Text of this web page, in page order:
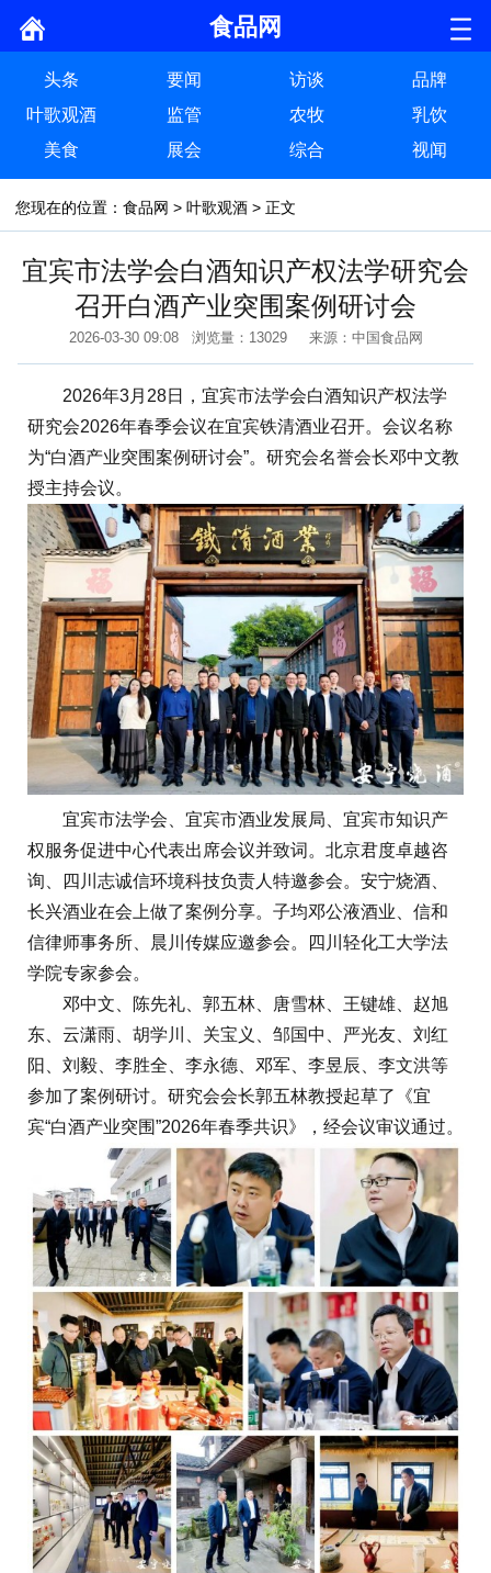
食品网
头条 要闻 访谈
品牌
叶歌观酒
监管 农牧
乳饮
美食
展会 综合 视闻
您现在的位置： 食品网 > 叶歌观酒 > 正文
宜宾市法学会白酒知识产权法学研究会
召开白酒产业突围案例研讨会
2026-03-30 09:08 浏览量：13029 来源：中国食品网
2026年3月28日，宜宾市法学会白酒知识产权法学
研究会2026年春季会议在宜宾铁清酒业召开。会议名称
为“白酒产业突围案例研讨会”。研究会名誉会长邓中文教
授主持会议。
宜宾市法学会、宜宾市酒业发展局、宜宾市知识产
权服务促进中心代表出席会议并致词。北京君度卓越咨
询、四川志诚信环境科技负责人特邀参会。安宁烧酒、
长兴酒业在会上做了案例分享。子均邓公液酒业、信和
信律师事务所、晨川传媒应邀参会。四川轻化工大学法
学院专家参会。
邓中文、陈先礼、郭五林、唐雪林、王键雄、赵旭
东、云潇雨、胡学川、关宝义、邹国中、严光友、刘红
阳、刘毅、李胜全、李永德、邓军、李昱辰、李文洪等
参加了案例研讨。研究会会长郭五林教授起草了《宜
宾“白酒产业突围”2026年春季共识》，经会议审议通过。